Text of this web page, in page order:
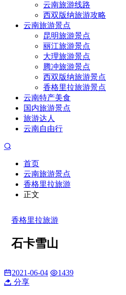
云南旅游线路
西双版纳旅游攻略
云南旅游景点
昆明旅游景点
丽江旅游景点
大理旅游景点
腾冲旅游景点
西双版纳旅游景点
香格里拉旅游景点
云南特产美食
国内旅游景点
旅游达人
云南自由行
首页
云南旅游景点
香格里拉旅游
正文
香格里拉旅游
石卡雪山
2021-06-04
1439
分享